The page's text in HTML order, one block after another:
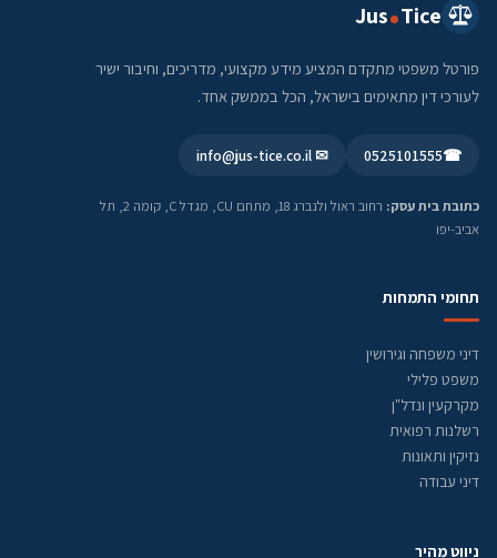
Jus Tice
פורטל משפטי מתקדם המציע מידע מקצועי, מדריכים, וחיבור ישיר
לעורכי דין מתאימים בישראל, הכל בממשק אחד.
☎
0525101555
✉ info@jus-tice.co.il
כתובת בית עסק:
רחוב ראול ולנברג 18, מתחם CU, מגדל C, קומה 2, תל
אביב-יפו
תחומי התמחות
דיני משפחה וגירושין
משפט פלילי
מקרקעין ונדל"ן
רשלנות רפואית
נזיקין ותאונות
דיני עבודה
ניווט מהיר